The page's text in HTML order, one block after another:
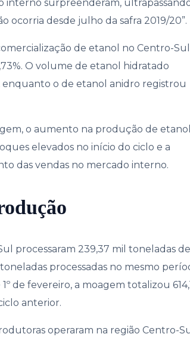
interno surpreenderam, ultrapassando
ocorria desde julho da safra 2019/20”.
de etanol no Centro-Sul
O volume de etanol hidratado
enquanto o de etanol anidro registrou
o aumento na produção de
elevados no início do ciclo e a
das vendas no mercado interno.
processaram 239,37 mil toneladas de
processadas no mesmo
de fevereiro, a moagem totalizou
anterior.
operaram na região Centro-